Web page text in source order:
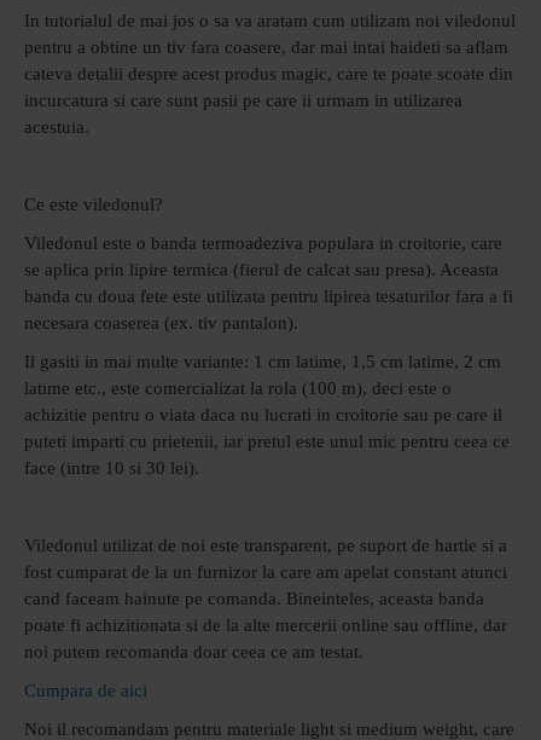
In tutorialul de mai jos o sa va aratam cum utilizam noi viledonul
pentru a obtine un tiv fara coasere, dar mai intai haideti sa aflam
cateva detalii despre acest produs magic, care te poate scoate din
incurcatura si care sunt pasii pe care ii urmam in utilizarea
acestuia.
Ce este viledonul?
Viledonul este o banda termoadeziva populara in croitorie, care
se aplica prin lipire termica (fierul de calcat sau presa). Aceasta
banda cu doua fete este utilizata pentru lipirea tesaturilor fara a fi
necesara coaserea (ex. tiv pantalon).
Il gasiti in mai multe variante: 1 cm latime, 1,5 cm latime, 2 cm
latime etc., este comercializat la rola (100 m), deci este o
achizitie pentru o viata daca nu lucrati in croitorie sau pe care il
puteti imparti cu prietenii, iar pretul este unul mic pentru ceea ce
face (intre 10 si 30 lei).
Viledonul utilizat de noi este transparent, pe suport de hartie si a
fost cumparat de la un furnizor la care am apelat constant atunci
cand faceam hainute pe comanda. Bineinteles, aceasta banda
poate fi achizitionata si de la alte mercerii online sau offline, dar
noi putem recomanda doar ceea ce am testat.
Cumpara de aici
Noi il recomandam pentru materiale light si medium weight, care